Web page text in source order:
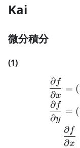
Kai
微分積分
(1)
∂x
∂f
∂y
∂f
= (
= (
∂x
∂ f